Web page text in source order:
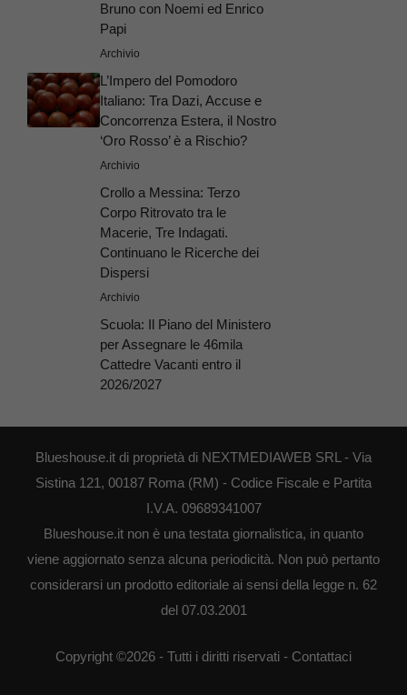
Bruno con Noemi ed Enrico
Papi
Archivio
L’Impero del Pomodoro
Italiano: Tra Dazi, Accuse e
Concorrenza Estera, il Nostro
‘Oro Rosso’ è a Rischio?
Archivio
Crollo a Messina: Terzo
Corpo Ritrovato tra le
Macerie, Tre Indagati.
Continuano le Ricerche dei
Dispersi
Archivio
Scuola: Il Piano del Ministero
per Assegnare le 46mila
Cattedre Vacanti entro il
2026/2027
Blueshouse.it di proprietà di NEXTMEDIAWEB SRL - Via
Sistina 121, 00187 Roma (RM) - Codice Fiscale e Partita
I.V.A. 09689341007
Blueshouse.it non è una testata giornalistica, in quanto
viene aggiornato senza alcuna periodicità. Non può pertanto
considerarsi un prodotto editoriale ai sensi della legge n. 62
del 07.03.2001
Copyright ©2026 - Tutti i diritti riservati - Contattaci